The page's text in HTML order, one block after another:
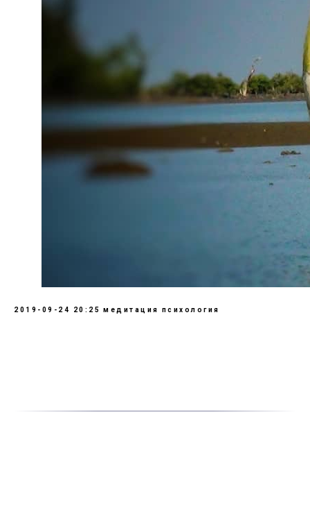
2019-09-24 20:25 медитация психология